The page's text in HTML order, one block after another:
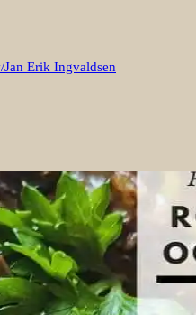
Erik Ingvaldsen